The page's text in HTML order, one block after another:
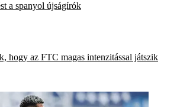
a spanyol újságírók
hogy az FTC magas intenzitással játszik